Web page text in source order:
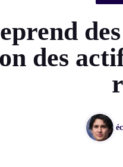
des